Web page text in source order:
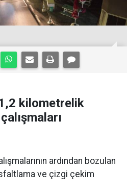
kilometrelik
ardından bozulan
ve çizgi çekim